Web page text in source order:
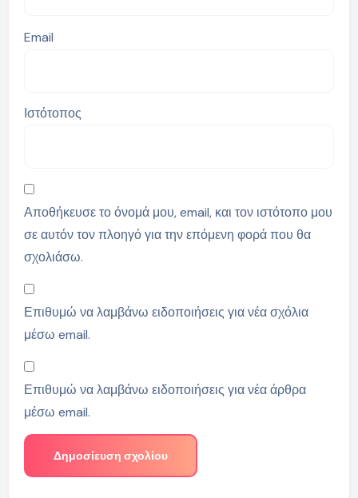
Email
Ιστότοπος
Αποθήκευσε το όνομά μου, email, και τον ιστότοπο μου
σε αυτόν τον πλοηγό για την επόμενη φορά που θα
σχολιάσω.
Επιθυμώ να λαμβάνω ειδοποιήσεις για νέα σχόλια
μέσω email.
Επιθυμώ να λαμβάνω ειδοποιήσεις για νέα άρθρα
μέσω email.